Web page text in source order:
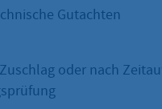
Gutachten
oder nach